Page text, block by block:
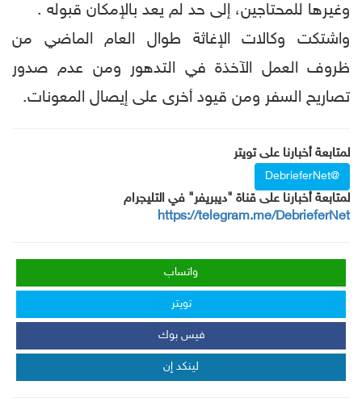
وغيرها للمحتاجين، إلى حد لم يعد بالإمكان قبوله .
واشتكت وكالات الإغاثة طوال العام الماضي من
ظروف العمل الآخذة في التدهور ومن عدم صدور
تصاريح السفر ومن قيود أخرى على إيصال المعونات.
لمتابعة أخبارنا على تويتر
@DebrieferNet
لمتابعة أخبارنا على قناة "ديبريفر" في التليجرام
https://telegram.me/DebrieferNet
واتساب
تويتر
فيس بوك
لينكد إن